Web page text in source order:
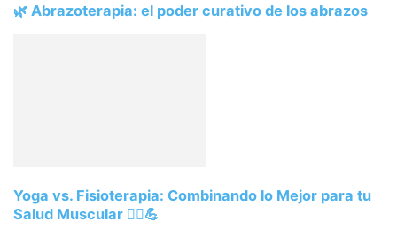
🌿 Abrazoterapia: el poder curativo de los abrazos
Yoga vs. Fisioterapia: Combinando lo Mejor para tu
Salud Muscular 🧘‍♀️💪